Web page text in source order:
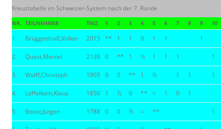
Kreuztabelle im Schweizer-System nach der 7. Runde
NR. TEILNEHMER TWZ 1 2 3 4 5 6 7 8 9 10
1. Brüggestraß,Volker 2015 ** 1 1 0 1 1 1
2. Quast,Marcel 2138 0 ** 1 ½ 1 1 1 1
3. Wolff,Christoph 1905 0 0 ** 1 ½ 1 1 1
4. Löffelbein,Klaus 1850 1 ½ 0 ** = 1 0 1
5. Boost,Jürgen 1788 0 0 ½ = ** 1